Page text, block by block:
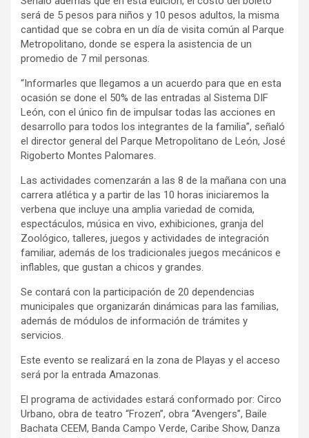
será de 5 pesos para niños y 10 pesos adultos, la misma
cantidad que se cobra en un día de visita común al Parque
Metropolitano, donde se espera la asistencia de un
promedio de 7 mil personas.
“Informarles que llegamos a un acuerdo para que en esta
ocasión se done el 50% de las entradas al Sistema DIF
León, con el único fin de impulsar todas las acciones en
desarrollo para todos los integrantes de la familia”, señaló
el director general del Parque Metropolitano de León, José
Rigoberto Montes Palomares.
Las actividades comenzarán a las 8 de la mañana con una
carrera atlética y a partir de las 10 horas iniciaremos la
verbena que incluye una amplia variedad de comida,
espectáculos, música en vivo, exhibiciones, granja del
Zoológico, talleres, juegos y actividades de integración
familiar, además de los tradicionales juegos mecánicos e
inflables, que gustan a chicos y grandes.
Se contará con la participación de 20 dependencias
municipales que organizarán dinámicas para las familias,
además de módulos de información de trámites y
servicios.
Este evento se realizará en la zona de Playas y el acceso
será por la entrada Amazonas.
El programa de actividades estará conformado por: Circo
Urbano, obra de teatro “Frozen”, obra “Avengers”, Baile
Bachata CEEM, Banda Campo Verde, Caribe Show, Danza